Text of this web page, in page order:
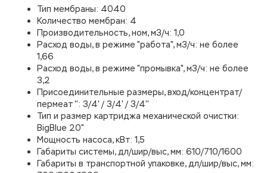
Тип мембраны: 4040
Количество мембран: 4
Производительность, ном, м3/ч: 1,0
Расход воды, в режиме "работа", м3/ч: не более
1,66
Расход воды, в режиме "промывка", м3/ч: не более
3,2
Присоединительные размеры, вход/концентрат/
пермеат '': 3/4' / 3/4' / 3/4''
Тип и размер картриджа механической очистки:
BigBlue 20"
Мощность насоса, кВт: 1,5
Габариты системы, дл/шир/выс, мм: 610/710/1600
Габариты в транспортной упаковке, дл/шир/выс, мм: